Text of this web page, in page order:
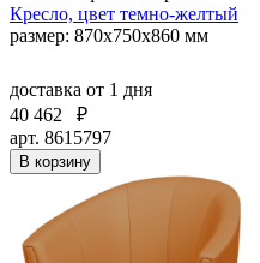
Кресло, цвет темно-желтый
размер: 870х750х860 мм
доставка от 1 дня
40 462
₽
арт. 8615797
В корзину